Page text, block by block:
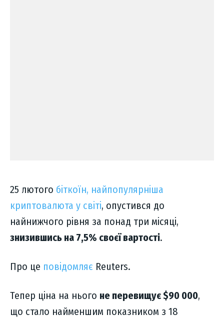
25 лютого біткоїн, найпопулярніша
криптовалюта у світі, опустився до
найнижчого рівня за понад три місяці,
знизившись на 7,5% своєї вартості.
Про це повідомляє Reuters.
Тепер ціна на нього не перевищує $90 000,
що стало найменшим показником з 18